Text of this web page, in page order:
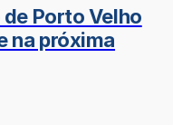
Porto Velho
na próxima